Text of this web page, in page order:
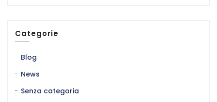
Categorie
Blog
News
Senza categoria